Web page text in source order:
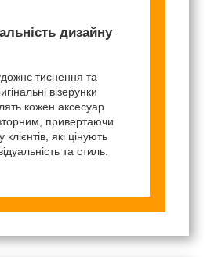
дизайну
тиснення та
візерунки
кожен аксесуар
привертаючи
клієнтів, які цінують
та стиль.